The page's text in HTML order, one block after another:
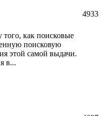
того, как поисковые
поисковую
этой самой выдачи.
в...
4933